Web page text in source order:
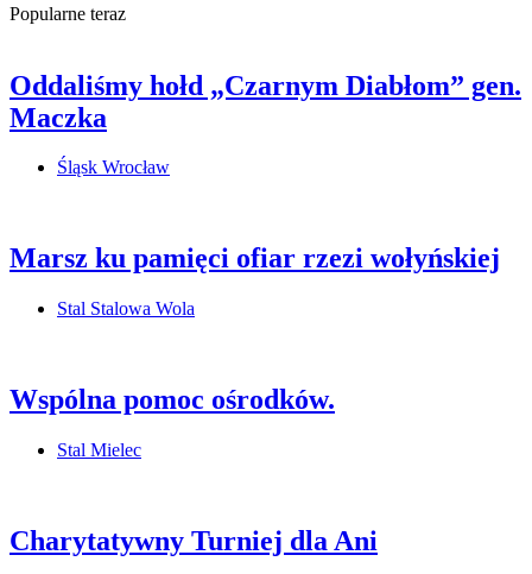
Popularne teraz
Oddaliśmy hołd „Czarnym Diabłom” gen.
Maczka
Śląsk Wrocław
Marsz ku pamięci ofiar rzezi wołyńskiej
Stal Stalowa Wola
Wspólna pomoc ośrodków.
Stal Mielec
Charytatywny Turniej dla Ani